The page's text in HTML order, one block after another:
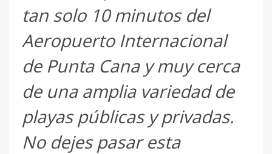
tan solo 10 minutos del
Aeropuerto Internacional
de Punta Cana y muy cerca
de una amplia variedad de
playas públicas y privadas.
No dejes pasar esta